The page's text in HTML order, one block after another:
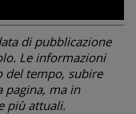
di pubblicazione
Le informazioni
del tempo, subire
pagina, ma in
più attuali.